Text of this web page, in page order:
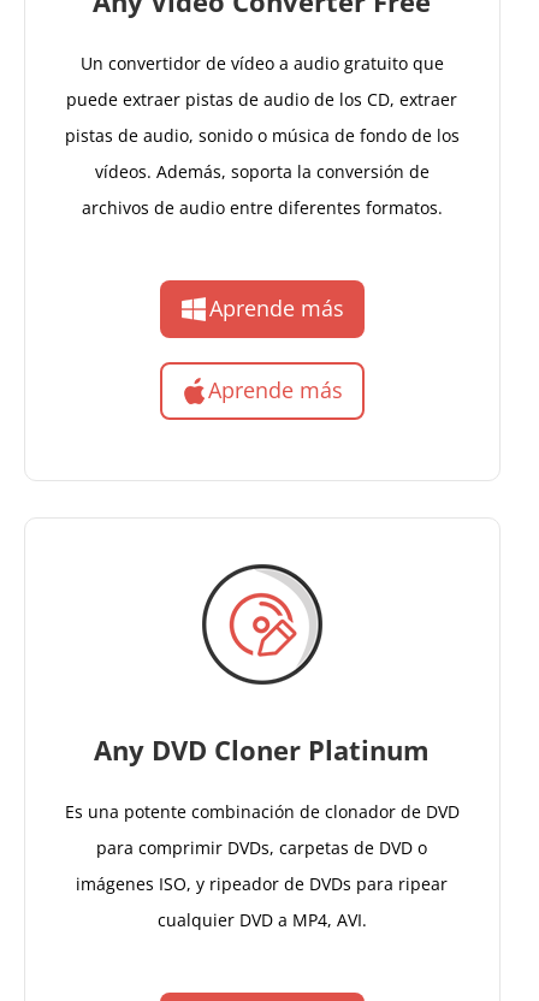
Un convertidor de vídeo a audio gratuito que
puede extraer pistas de audio de los CD, extraer
pistas de audio, sonido o música de fondo de los
vídeos. Además, soporta la conversión de
archivos de audio entre diferentes formatos.
Aprende más
Aprende más
Any DVD Cloner Platinum
Es una potente combinación de clonador de DVD
para comprimir DVDs, carpetas de DVD o
imágenes ISO, y ripeador de DVDs para ripear
cualquier DVD a MP4, AVI.